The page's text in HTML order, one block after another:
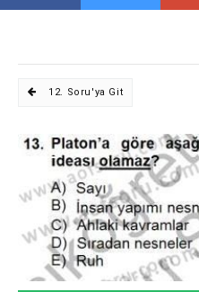
12. Soru'ya Git